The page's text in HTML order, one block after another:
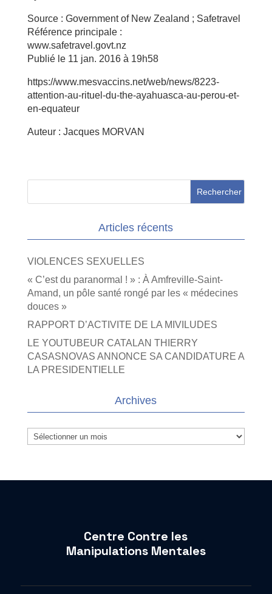
Source : Government of New Zealand ; Safetravel
Référence principale :
www.safetravel.govt.nz
Publié le 11 jan. 2016 à 19h58
https://www.mesvaccins.net/web/news/8223-
attention-au-rituel-du-the-ayahuasca-au-perou-et-
en-equateur
Auteur : Jacques MORVAN
Articles récents
VIOLENCES SEXUELLES
« C’est du paranormal ! » : À Amfreville-Saint-
Amand, un pôle santé rongé par les « médecines
douces »
RAPPORT D’ACTIVITE DE LA MIVILUDES
LE YOUTUBEUR CATALAN THIERRY
CASASNOVAS ANNONCE SA CANDIDATURE A
LA PRESIDENTIELLE
Archives
Archives
Centre Contre les
Manipulations Mentales